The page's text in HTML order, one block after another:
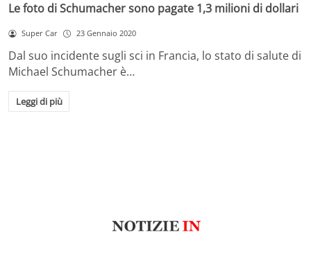
Le foto di Schumacher sono pagate 1,3 milioni di dollari
Super Car 23 Gennaio 2020
Dal suo incidente sugli sci in Francia, lo stato di salute di
Michael Schumacher è…
Leggi di più